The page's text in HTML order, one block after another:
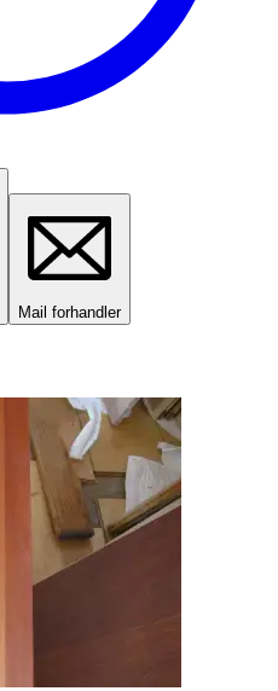
Mail forhandler